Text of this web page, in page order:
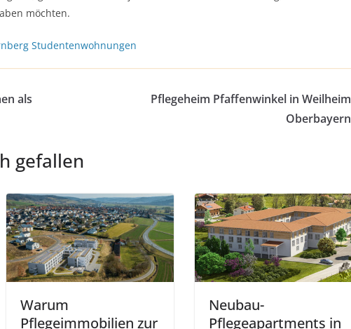
möchten.
Studentenwohnungen
als
Pflegeheim Pfaffenwinkel in Weilheim
Oberbayern
gefallen
Warum
Pflegeimmobilien zur
Neubau-
Pflegeapartments in